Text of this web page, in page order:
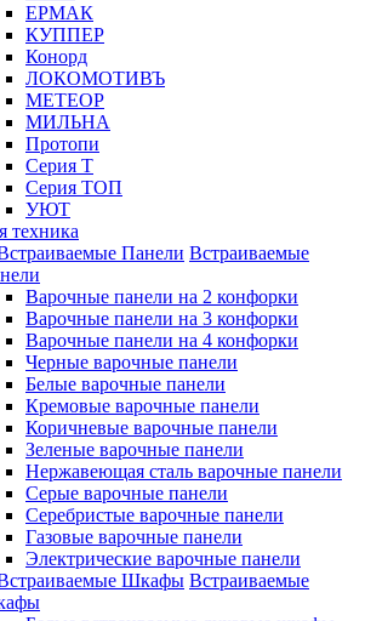
ЕРМАК
КУППЕР
Конорд
ЛОКОМОТИВЪ
МЕТЕОР
МИЛЬНА
Протопи
Серия Т
Серия ТОП
УЮТ
техника
Встраиваемые
Варочные панели на 2 конфорки
Варочные панели на 3 конфорки
Варочные панели на 4 конфорки
Черные варочные панели
Белые варочные панели
Кремовые варочные панели
Коричневые варочные панели
Зеленые варочные панели
Нержавеющая сталь варочные панели
Серые варочные панели
Серебристые варочные панели
Газовые варочные панели
Электрические варочные панели
Встраиваемые